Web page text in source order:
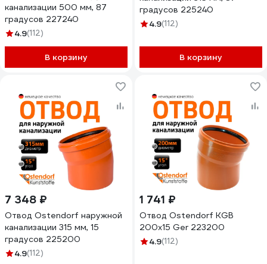
канализации 500 мм, 87
градусов 227240
4.9(112)
В корзину
градусов 225240
4.9(112)
В корзину
7 348 ₽
Отвод Ostendorf наружной
канализации 315 мм, 15
градусов 225200
4.9(112)
1 741 ₽
Отвод Ostendorf KGВ
200x15 Ger 223200
4.9(112)